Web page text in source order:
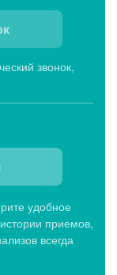
звонок,
удобное
приемов,
всегда